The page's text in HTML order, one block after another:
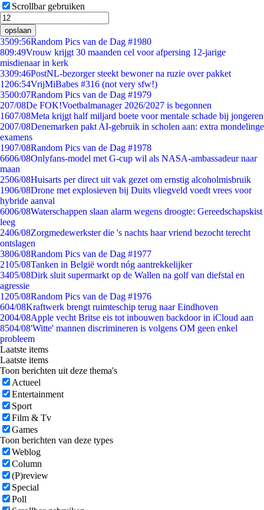
Scrollbar gebruiken
opslaan
3509:56Random Pics van de Dag #1980
809:49Vrouw krijgt 30 maanden cel voor afpersing 12-jarige
misdienaar in kerk
3309:46PostNL-bezorger steekt bewoner na ruzie over pakket
1206:54VrijMiBabes #316 (not very sfw!)
3500:07Random Pics van de Dag #1979
207/08De FOK!Voetbalmanager 2026/2027 is begonnen
1607/08Meta krijgt half miljard boete voor mentale schade bij jongeren
2007/08Denemarken pakt AI-gebruik in scholen aan: extra mondelinge
examens
1907/08Random Pics van de Dag #1978
6606/08Onlyfans-model met G-cup wil als NASA-ambassadeur naar
maan
2506/08Huisarts per direct uit vak gezet om ernstig alcoholmisbruik
1906/08Drone met explosieven bij Duits vliegveld voedt vrees voor
hybride aanval
6006/08Waterschappen slaan alarm wegens droogte: Gereedschapskist
leeg
2406/08Zorgmedewerkster die 's nachts haar vriend bezocht terecht
ontslagen
3806/08Random Pics van de Dag #1977
2105/08Tanken in België wordt nóg aantrekkelijker
3405/08Dirk sluit supermarkt op de Wallen na golf van diefstal en
agressie
1205/08Random Pics van de Dag #1976
604/08Kraftwerk brengt ruimteschip terug naar Eindhoven
2004/08Apple vecht Britse eis tot inbouwen backdoor in iCloud aan
8504/08'Witte' mannen discrimineren is volgens OM geen enkel
probleem
Laatste items
Laatste items
Toon berichten uit deze thema's
Actueel
Entertainment
Sport
Film & Tv
Games
Toon berichten van deze types
Weblog
Column
(P)review
Special
Poll